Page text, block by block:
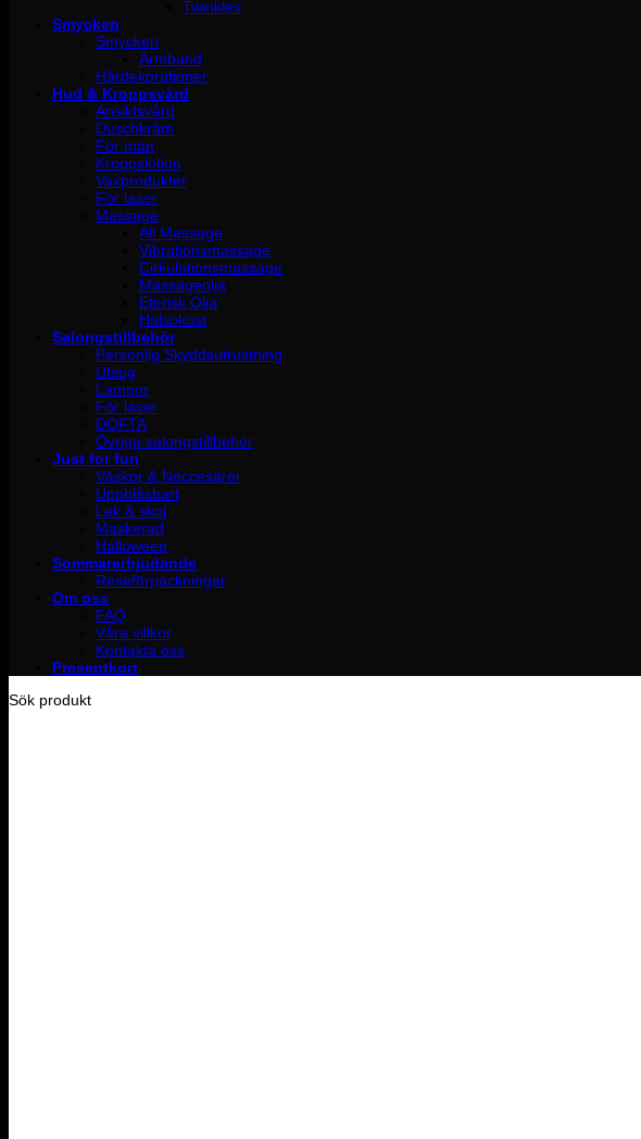
Twinkles
Smycken
Smycken
Armband
Hårdekorationer
Hud & Kroppsvård
Ansiktsvård
Duschkräm
För män
Kroppslotion
Vaxprodukter
För laser
Massage
All Massage
Vibrationsmassage
Cirkulationsmassage
Massageolja
Eterisk Olja
Hälsokost
Salongstillbehör
Personlig Skyddsutrustning
Utsug
Lampor
För laser
DOFTA
Övriga salongstillbehör
Just for fun
Väskor & Neccesärer
Uppblåsbart
Lek & skoj
Maskerad
Halloween
Sommarerbjudande
Reseförpackningar
Om oss
FAQ
Våra villkor
Kontakta oss
Presentkort
Sök produkt